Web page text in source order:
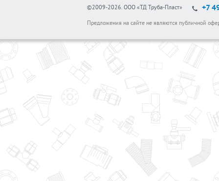
©2009-2026. ООО «ТД Труба-Пласт» +7
Предложения на сайте не являются публичной